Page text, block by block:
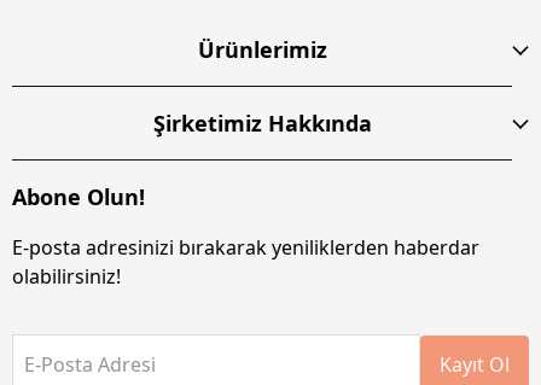
Ürünlerimiz
Şirketimiz Hakkında
Abone Olun!
E-posta adresinizi bırakarak yeniliklerden haberdar
olabilirsiniz!
E-Posta Adresi Kayıt Ol